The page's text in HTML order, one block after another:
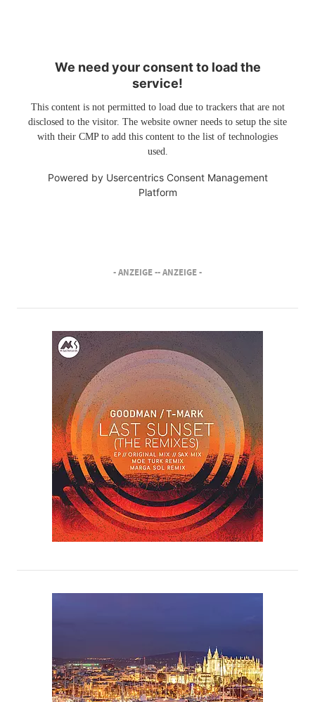
We need your consent to load the
service!
This content is not permitted to load due to trackers that are not
disclosed to the visitor. The website owner needs to setup the site
with their CMP to add this content to the list of technologies
used.
Powered by Usercentrics Consent Management
Platform
- ANZEIGE -- ANZEIGE -